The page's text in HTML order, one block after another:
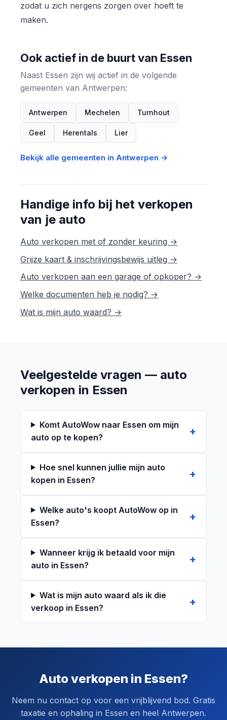
zodat u zich nergens zorgen over hoeft te
maken.
Ook actief in de buurt van Essen
Naast Essen zijn wij actief in de volgende
gemeenten van Antwerpen:
Antwerpen Mechelen Turnhout
Geel Herentals Lier
Bekijk alle gemeenten in Antwerpen →
Handige info bij het verkopen
van je auto
Auto verkopen met of zonder keuring →
Grijze kaart & inschrijvingsbewijs uitleg →
Auto verkopen aan een garage of opkoper? →
Welke documenten heb je nodig? →
Wat is mijn auto waard? →
Veelgestelde vragen — auto
verkopen in Essen
Komt AutoWow naar Essen om mijn
auto op te kopen?
Hoe snel kunnen jullie mijn auto
kopen in Essen?
Welke auto's koopt AutoWow op in
Essen?
Wanneer krijg ik betaald voor mijn
auto in Essen?
Wat is mijn auto waard als ik die
verkoop in Essen?
Auto verkopen in Essen?
Neem nu contact op voor een vrijblijvend bod. Gratis
taxatie en ophaling in Essen en heel Antwerpen.